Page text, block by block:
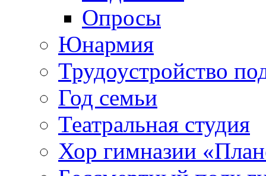
Опросы
Юнармия
Трудоустройство
Год семьи
Театральная студия
Хор гимназии